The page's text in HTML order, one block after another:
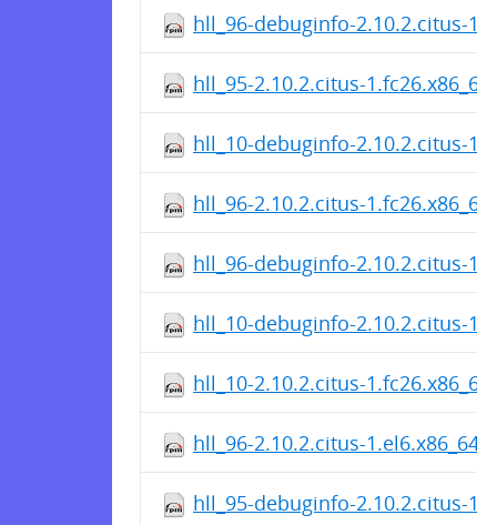
hll_96-debuginfo-2.10.2.citus-
hll_95-2.10.2.citus-
hll_10-debuginfo-2.10.2.citus-
hll_96-2.10.2.citus-
hll_96-debuginfo-2.10.2.citus-
hll_10-debuginfo-2.10.2.citus-
hll_10-2.10.2.citus-
hll_96-2.10.2.citus-
hll_95-debuginfo-2.10.2.citus-